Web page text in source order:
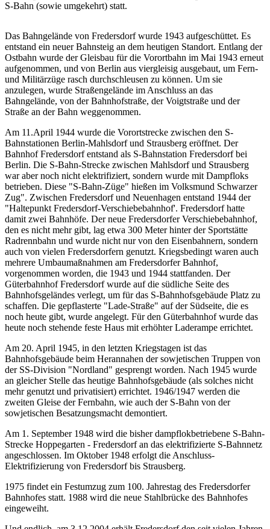
S-Bahn (sowie umgekehrt) statt.
Das Bahngelände von Fredersdorf wurde 1943 aufgeschüttet. Es
entstand ein neuer Bahnsteig an dem heutigen Standort. Entlang der
Ostbahn wurde der Gleisbau für die Vorortbahn im Mai 1943 erneut
aufgenommen, und von Berlin aus viergleisig ausgebaut, um Fern-
und Militärzüge rasch durchschleusen zu können. Um sie
anzulegen, wurde Straßengelände im Anschluss an das
Bahngelände, von der Bahnhofstraße, der Voigtstraße und der
Straße an der Bahn weggenommen.
Am 11.April 1944 wurde die Vorortstrecke zwischen den S-
Bahnstationen Berlin-Mahlsdorf und Strausberg eröffnet. Der
Bahnhof Fredersdorf entstand als S-Bahnstation Fredersdorf bei
Berlin. Die S-Bahn-Strecke zwischen Mahlsdorf und Strausberg
war aber noch nicht elektrifiziert, sondern wurde mit Dampfloks
betrieben. Diese "S-Bahn-Züge" hießen im Volksmund Schwarzer
Zug". Zwischen Fredersdorf und Neuenhagen entstand 1944 der
"Haltepunkt Fredersdorf-Verschiebebahnhof'. Fredersdorf hatte
damit zwei Bahnhöfe. Der neue Fredersdorfer Verschiebebahnhof,
den es nicht mehr gibt, lag etwa 300 Meter hinter der Sportstätte
Radrennbahn und wurde nicht nur von den Eisenbahnern, sondern
auch von vielen Fredersdorfern genutzt. Kriegsbedingt waren auch
mehrere Umbaumaßnahmen am Fredersdorfer Bahnhof,
vorgenommen worden, die 1943 und 1944 stattfanden. Der
Güterbahnhof Fredersdorf wurde auf die südliche Seite des
Bahnhofsgeländes verlegt, um für das S-Bahnhofsgebäude Platz zu
schaffen. Die gepflasterte "Lade-Straße" auf der Südseite, die es
noch heute gibt, wurde angelegt. Für den Güterbahnhof wurde das
heute noch stehende feste Haus mit erhöhter Laderampe errichtet.
Am 20. April 1945, in den letzten Kriegstagen ist das
Bahnhofsgebäude beim Herannahen der sowjetischen Truppen von
der SS-Division "Nordland" gesprengt worden. Nach 1945 wurde
an gleicher Stelle das heutige Bahnhofsgebäude (als solches nicht
mehr genutzt und privatisiert) errichtet. 1946/1947 werden die
zweiten Gleise der Fernbahn, wie auch der S-Bahn von der
sowjetischen Besatzungsmacht demontiert.
Am 1. September 1948 wird die bisher dampflokbetriebene S-Bahn-
Strecke Hoppegarten - Fredersdorf an das elektrifizierte S-Bahnnetz
angeschlossen. Im Oktober 1948 erfolgt die Anschluss-
Elektrifizierung von Fredersdorf bis Strausberg.
1975 findet ein Festumzug zum 100. Jahrestag des Fredersdorfer
Bahnhofes statt. 1988 wird die neue Stahlbrücke des Bahnhofes
eingeweiht.